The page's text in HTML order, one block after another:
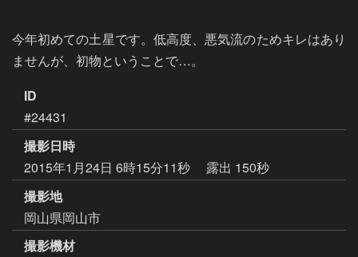
今年初めての土星です。低高度、悪気流のためキレはあり
ませんが、初物ということで…。
ID
#24431
撮影日時
2015年1月24日 6時15分11秒
露出 150秒
撮影地
岡山県岡山市
撮影機材